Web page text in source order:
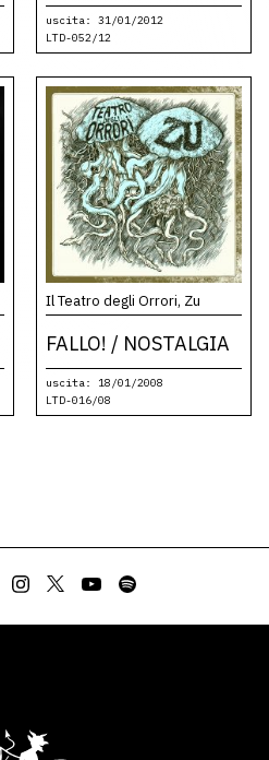
uscita: 31/01/2012
LTD-052/12
Il Teatro degli Orrori, Zu
FALLO! / NOSTALGIA
uscita: 18/01/2008
LTD-016/08